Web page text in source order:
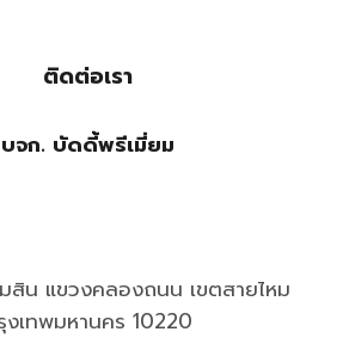
ติดต่อเรา
บจก. บัดดี้พรีเมี่ยม
สิน แขวงคลองถนน เขตสายไหม
งเทพมหานคร 10220